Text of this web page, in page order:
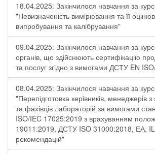
18.04.2025: Закінчилося навчання за
"Невизначеність вимірювання та її
випробування та калібрування"
09.04.2025: Закінчилося навчання за
органів, що здійснюють сертифікацію
та послуг згідно з вимогами ДСТУ EN
08.04.2025: Закінчилося навчання за
"Перепідготовка керівників, менеджерів з
та фахівців лабораторій за вимогами
ISO/IEC 17025:2019 з врахуванням
19011:2019, ДСТУ ISO 31000:2018, ЕА,
рекомендацій"